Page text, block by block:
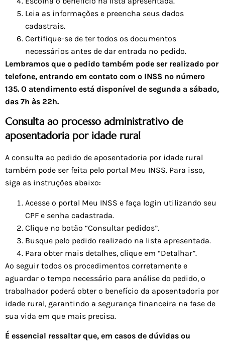
Leia as informações e preencha seus dados
cadastrais.
Certifique-se de ter todos os documentos
necessários antes de dar entrada no pedido.
Lembramos que o pedido também pode ser realizado por
telefone, entrando em contato com o INSS no número
135. O atendimento está disponível de segunda a sábado,
das 7h às 22h.
Consulta ao processo administrativo de
aposentadoria por idade rural
A consulta ao pedido de aposentadoria por idade rural
também pode ser feita pelo portal Meu INSS. Para isso,
siga as instruções abaixo:
Acesse o portal Meu INSS e faça login utilizando seu
CPF e senha cadastrada.
Clique no botão “Consultar pedidos”.
Busque pelo pedido realizado na lista apresentada.
Para obter mais detalhes, clique em “Detalhar”.
Ao seguir todos os procedimentos corretamente e
aguardar o tempo necessário para análise do pedido, o
trabalhador poderá obter o benefício da aposentadoria por
idade rural, garantindo a segurança financeira na fase de
sua vida em que mais precisa.
É essencial ressaltar que, em casos de dúvidas ou